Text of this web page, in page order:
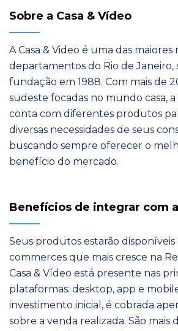
Sobre a Casa & Vídeo
A Casa & Video é uma das maiores
departamentos do Rio de Janeiro,
fundação em 1988. Com mais de
sudeste focadas no mundo casa, a
conta com diferentes produtos
diversas necessidades de seus
buscando sempre oferecer o
benefício do mercado.
Benefícios de integrar com
Seus produtos estarão
commerces que mais cresce na
Casa & Vídeo está presente nas
plataformas: desktop, app e
investimento inicial, é cobrada
sobre a venda realizada. São mais